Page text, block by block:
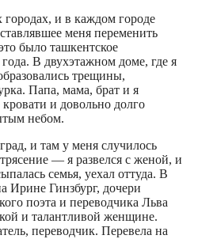
и в каждом городе
меня переменить
было ташкентское
года. В двухэтажном доме, где я
трещины,
Папа, мама, брат и я
и довольно долго
небом.
и там у меня случилось
— я развелся с женой, и
семья, уехал оттуда. В
Ирине Гинзбург, дочери
поэта и переводчика Льва
и талантливой женщине.
переводчик. Перевела на